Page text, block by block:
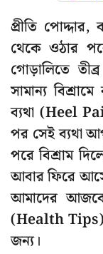
প্রীতি
থেকে ওঠার
গোড়ালিতে
সামান্য
ব্যথা (Heel
পর সেই ব্যথা
পরে বিশ্রাম
আবার ফিরে
আমাদের
(Health Tips)
জন্য।